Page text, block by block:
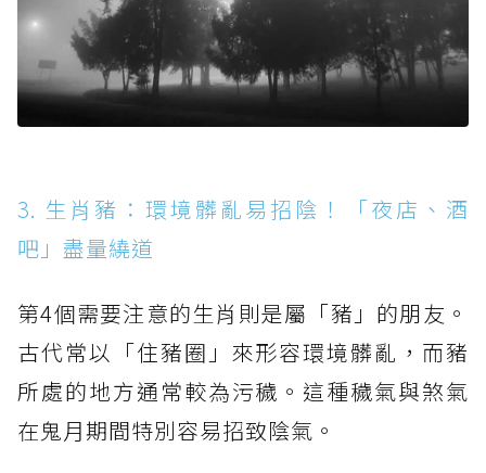
3. 生肖豬：環境髒亂易招陰！「夜店、酒
吧」盡量繞道
第4個需要注意的生肖則是屬「豬」的朋友。
古代常以「住豬圈」來形容環境髒亂，而豬
所處的地方通常較為污穢。這種穢氣與煞氣
在鬼月期間特別容易招致陰氣。